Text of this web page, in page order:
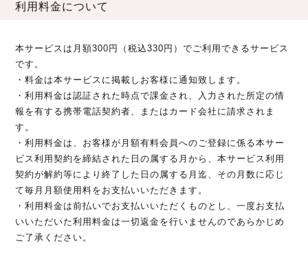
利用料金について
本サービスは月額300円（税込330円）でご利用できるサービス
です。
・料金は本サービスに掲載しお客様に通知致します。
・利用料金は認証された時点で課金され、入力された所定の情
報を有する携帯電話契約者、またはカード会社に請求されま
す。
・利用料金は、お客様が月額有料会員へのご登録に係る本サー
ビス利用契約を締結された日の属する月から、本サービス利用
契約が解約等により終了した日の属する月迄、その月数に応じ
て毎月月額使用料をお支払いいただきます。
・利用料金は前払いでお支払いいただくものとし、一度お支払
いいただいた利用料金は一切返金を行いませんのであらかじめ
ご了承ください。